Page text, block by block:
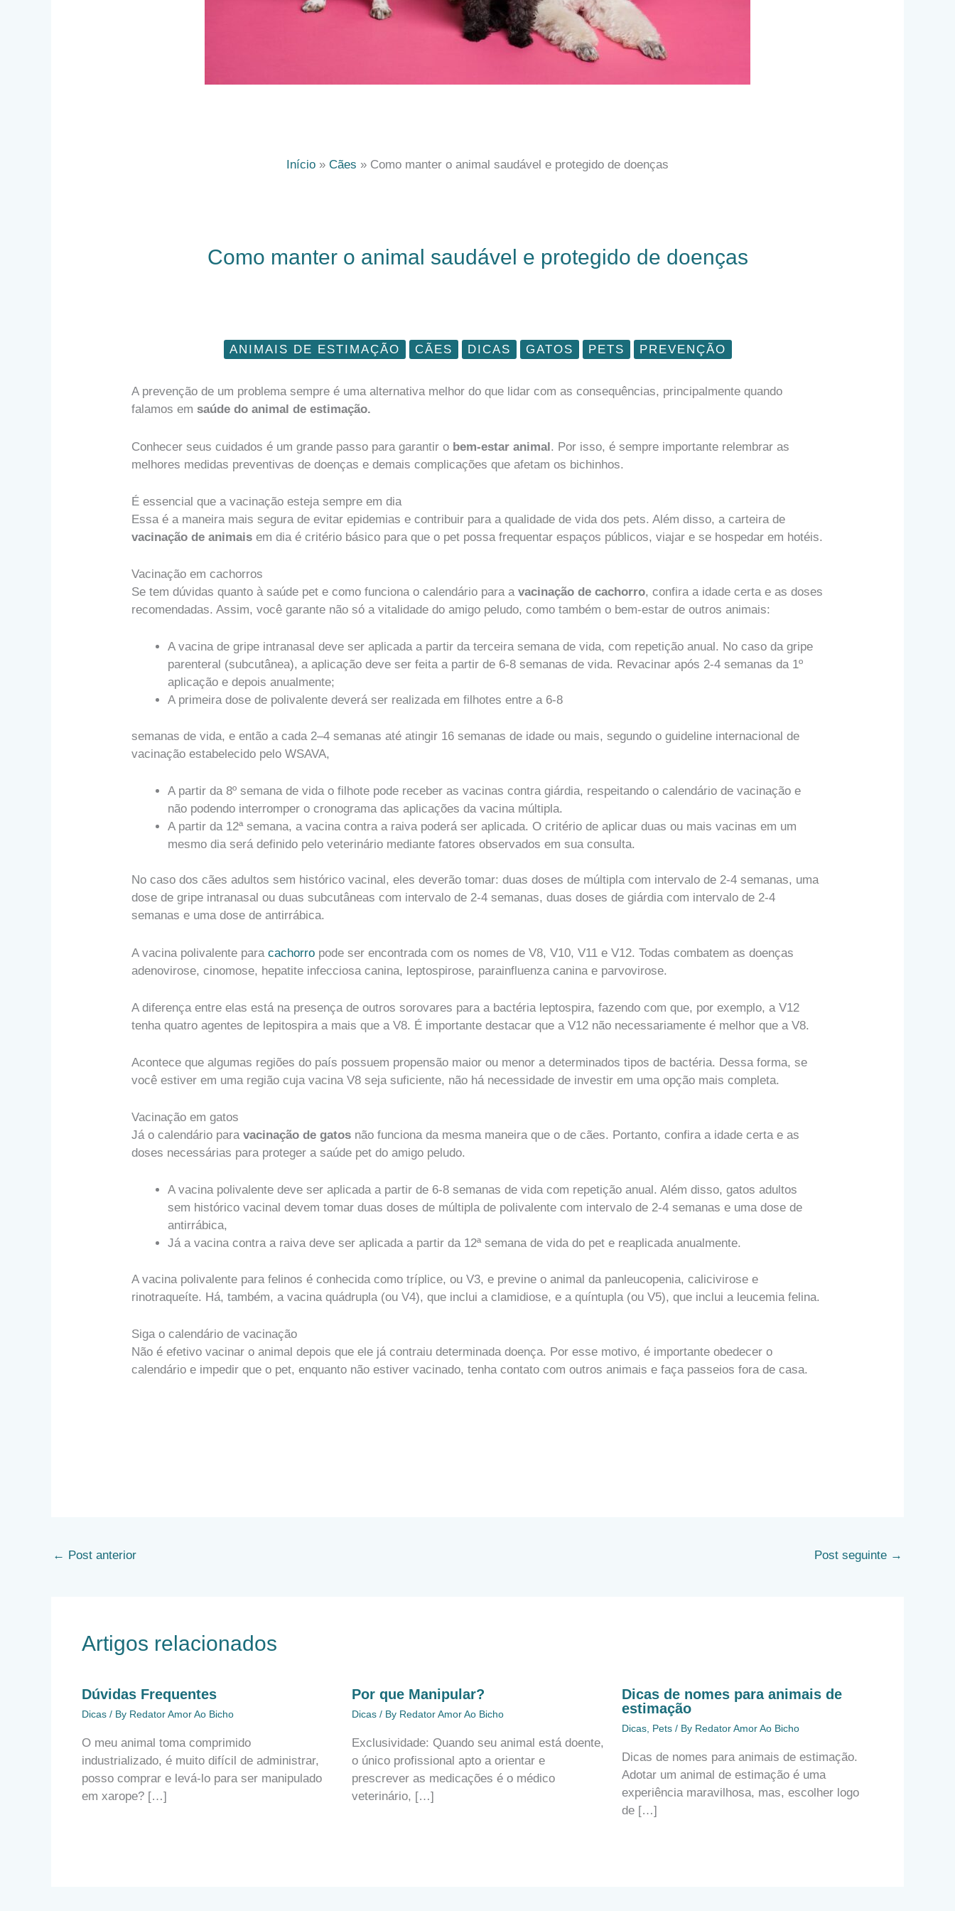
Início Cães Como manter o animal saudável e protegido de doenças
Como manter o animal saudável e protegido de doenças
ANIMAIS DE ESTIMAÇÃO CÃES DICAS GATOS PETS PREVENÇÃO
A prevenção de um problema sempre é uma alternativa melhor do que lidar com as consequências, principalmente quando
falamos emsaúde do animal de estimação.
Conhecer seus cuidados é um grande passo para garantir o bem-estar animal. Por isso, é sempre importante relembrar as
melhores medidas preventivas de doenças e demais complicações que afetam os bichinhos.
É essencial que a vacinação esteja sempre em dia
Essa é a maneira mais segura de evitar epidemias e contribuir para a qualidade de vida dos pets. Além disso, a carteira de
vacinação de animais em dia é critério básico para que o pet possa frequentar espaços públicos, viajar e se hospedar em hotéis.
Vacinação em cachorros
Se tem dúvidas quanto à saúde pet e como funciona o calendário para avacinação de cachorro, confira a idade certa e as doses
recomendadas. Assim, você garante não só a vitalidade do amigo peludo, como também o bem-estar de outros animais:
A vacina de gripe intranasal deve ser aplicada a partir da terceira semana de vida, com repetição anual. No caso da gripe
parenteral (subcutânea), a aplicação deve ser feita a partir de 6-8 semanas de vida. Revacinar após 2-4 semanas da 1º
aplicação e depois anualmente;
A primeira dose de polivalente deverá ser realizada em filhotes entre a 6-8
semanas de vida, e então a cada 2–4 semanas até atingir 16 semanas de idade ou mais, segundo o guideline internacional de
vacinação estabelecido pelo WSAVA,
A partir da 8º semana de vida o filhote pode receber as vacinas contra giárdia, respeitando o calendário de vacinação e
não podendo interromper o cronograma das aplicações da vacina múltipla.
A partir da 12ª semana, a vacina contra a raiva poderá ser aplicada. O critério de aplicar duas ou mais vacinas em um
mesmo dia será definido pelo veterinário mediante fatores observados em sua consulta.
No caso dos cães adultos sem histórico vacinal, eles deverão tomar: duas doses de múltipla com intervalo de 2-4 semanas, uma
dose de gripe intranasal ou duas subcutâneas com intervalo de 2-4 semanas, duas doses de giárdia com intervalo de 2-4
semanas e uma dose de antirrábica.
A vacina polivalente paracachorro pode ser encontrada com os nomes de V8, V10, V11 e V12. Todas combatem as doenças
adenovirose, cinomose, hepatite infecciosa canina, leptospirose, parainfluenza canina e parvovirose.
A diferença entre elas está na presença de outros sorovares para a bactéria leptospira, fazendo com que, por exemplo, a V12
tenha quatro agentes de lepitospira a mais que a V8. É importante destacar que a V12 não necessariamente é melhor que a V8.
Acontece que algumas regiões do país possuem propensão maior ou menor a determinados tipos de bactéria. Dessa forma, se
você estiver em uma região cuja vacina V8 seja suficiente, não há necessidade de investir em uma opção mais completa.
Vacinação em gatos
Já o calendário paravacinação de gatos não funciona da mesma maneira que o de cães. Portanto, confira a idade certa e as
doses necessárias para proteger a saúde pet do amigo peludo.
A vacina polivalente deve ser aplicada a partir de 6-8 semanas de vida com repetição anual. Além disso, gatos adultos
sem histórico vacinal devem tomar duas doses de múltipla de polivalente com intervalo de 2-4 semanas e uma dose de
antirrábica,
Já a vacina contra a raiva deve ser aplicada a partir da 12ª semana de vida do pet e reaplicada anualmente.
A vacina polivalente para felinos é conhecida como tríplice, ou V3, e previne o animal da panleucopenia, calicivirose e
rinotraqueíte. Há, também, a vacina quádrupla (ou V4), que inclui a clamidiose, e a quíntupla (ou V5), que inclui a leucemia felina.
Siga o calendário de vacinação
Não é efetivo vacinar o animal depois que ele já contraiu determinada doença. Por esse motivo, é importante obedecer o
calendário e impedir que o pet, enquanto não estiver vacinado, tenha contato com outros animais e faça passeios fora de casa.
← Post anterior Post seguinte →
Artigos relacionados
Dúvidas Frequentes
Dicas/ By Redator Amor Ao Bicho
O meu animal toma comprimido
industrializado, é muito difícil de administrar,
posso comprar e levá-lo para ser manipulado
em xarope? […]
Por que Manipular?
Dicas/ By Redator Amor Ao Bicho
Exclusividade: Quando seu animal está doente,
o único profissional apto a orientar e
prescrever as medicações é o médico
veterinário, […]
Dicas de nomes para animais de
estimação
Dicas, Pets/ By Redator Amor Ao Bicho
Dicas de nomes para animais de estimação.
Adotar um animal de estimação é uma
experiência maravilhosa, mas, escolher logo
de […]